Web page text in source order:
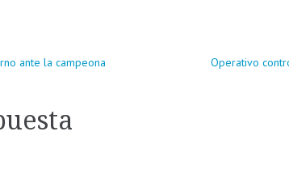
ante la campeona Operativo